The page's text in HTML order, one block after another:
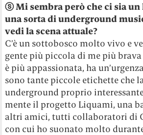
ⓢMi sembra però che ci sia
una sorta di underground
vedi la scena attuale?
C’è un sottobosco molto vivo e
gente più piccola di me più brava
è più appassionata, ha
sono tante piccole etichette che
underground proprio
mente il progetto Liquami, una
altri amici, tutti collaboratori di
con cui ho suonato molto